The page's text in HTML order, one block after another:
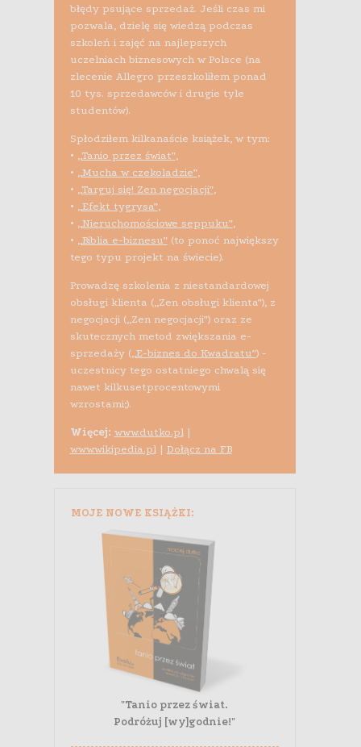
błędy psujące sprzedaż. Jeśli czas mi
pozwala, dzielę się wiedzą podczas
szkoleń i zajęć na najlepszych
uczelniach biznesowych w Polsce (na
zlecenie Allegro przeszkoliłem ponad
10 tys. sprzedawców i drugie tyle
studentów).
Spłodziłem kilkanaście książek, w tym:
• „Tanio przez świat”,
• „Mucha w czekoladzie”,
• „Targuj się! Zen negocjacji”,
• „Efekt tygrysa”,
• „Nieruchomościowe seppuku”,
• „Biblia e-biznesu”(to ponoć największy
tego typu projekt na świecie).
Prowadzę szkolenia z niestandardowej
obsługi klienta („Zen obsługi klienta”), z
negocjacji („Zen negocjacji”) oraz ze
skutecznych metod zwiększania e-
sprzedaży („E-biznes do Kwadratu”) -
uczestnicy tego ostatniego chwalą się
nawet kilkusetprocentowymi
wzrostami;).
Więcej: www.dutko.pl|
www.wikipedia.pl| Dołącz na FB
MOJE NOWE KSIĄŻKI:
"Tanio przez świat.
Podróżuj [wy]godnie!"